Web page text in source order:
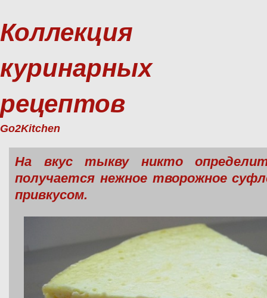
Коллекция
куринарных
рецептов
Go2Kitchen
На вкус тыкву никто
получается нежное творожное
привкусом.